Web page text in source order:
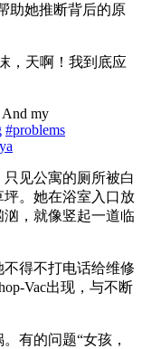
助她推断背后的原
，天啊！我到底应
my
#problems
见公寓的厕所被白
。她在浴室入口放
，就像竖起一道临
得不打电话给维修
Vac出现，与不断
有的问题“女孩，